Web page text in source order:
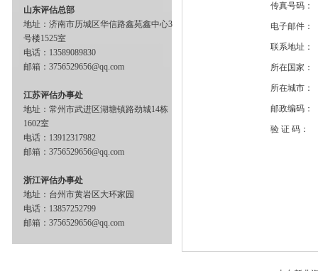
山东评估总部
地址：济南市历城区华信路鑫苑鑫中心3
号楼1525室
电话：13589089830
邮箱：3756529656@qq.com
江苏评估办事处
地址：常州市武进区湖塘镇路劲城14栋
1602室
电话：13912317982
邮箱：3756529656@qq.com
浙江评估办事处
地址：台州市黄岩区大环家园
电话：13857252799
邮箱：3756529656@qq.com
传真号码：
电子邮件：
联系地址：
所在国家：
所在城市：
邮政编码：
验 证 码：